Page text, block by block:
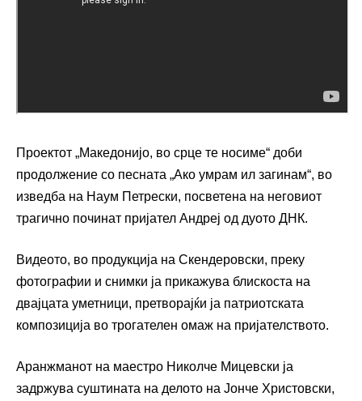
Проектот „Македонијо, во срце те носиме“ доби
продолжение со песната „Ако умрам ил загинам“, во
изведба на Наум Петрески, посветена на неговиот
трагично починат пријател Андреј од дуото ДНК.
Видеото, во продукција на Скендеровски, преку
фотографии и снимки ја прикажува блискоста на
двајцата уметници, претворајќи ја патриотската
композиција во трогателен омаж на пријателството.
Аранжманот на маестро Николче Мицевски ја
задржува суштината на делото на Јонче Христовски,